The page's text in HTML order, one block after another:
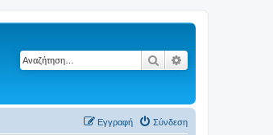
Αναζήτηση
Σύνδεση
Εγγραφή